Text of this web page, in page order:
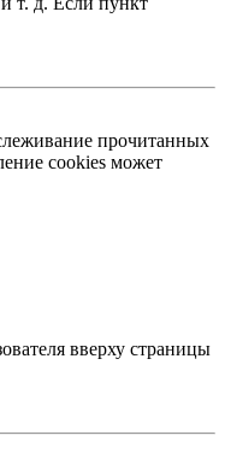
прочитанных
cookies может
вверху страницы